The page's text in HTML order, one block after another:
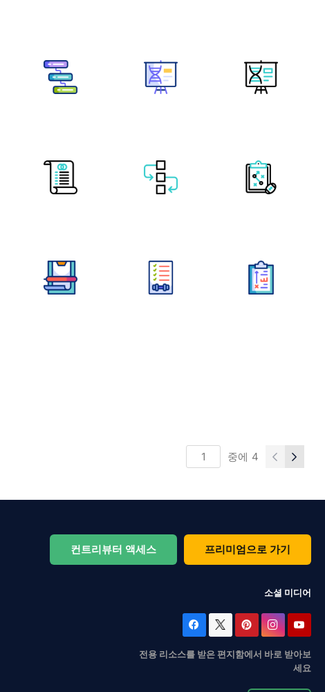
중에 4
컨트리뷰터 액세스 프리미엄으로 가기
소셜 미디어
전용 리소스를 받은 편지함에서 바로 받아보
세요